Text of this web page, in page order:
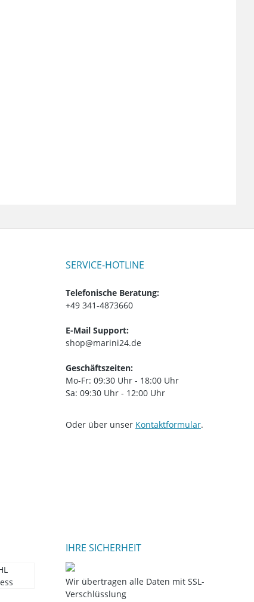
SERVICE-HOTLINE
Telefonische Beratung:
+49 341-4873660
E-Mail Support:
shop@marini24.de
Geschäftszeiten:
Mo-Fr: 09:30 Uhr - 18:00 Uhr
Sa: 09:30 Uhr - 12:00 Uhr
Oder über unser Kontaktformular.
IHRE SICHERHEIT
Wir übertragen alle Daten mit SSL-
Verschlüsslung